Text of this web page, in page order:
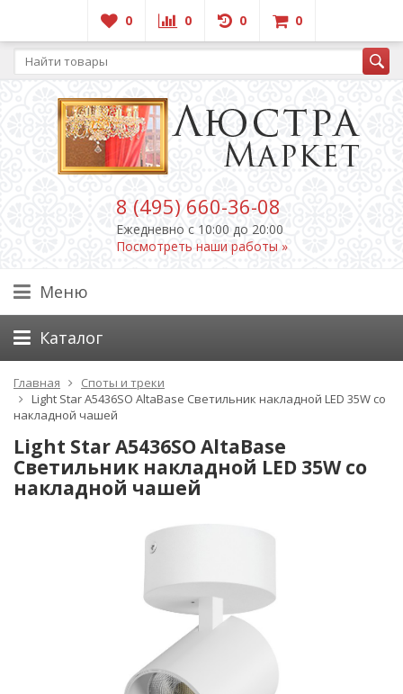
0 0 0 0
8 (495) 660-36-08
Ежедневно c 10:00 до 20:00
Посмотреть наши работы »
Меню
Каталог
Главная
Споты и треки
Light Star A5436SO AltaBase Светильник накладной LED 35W со
накладной чашей
Light Star A5436SO AltaBase
Светильник накладной LED 35W со
накладной чашей